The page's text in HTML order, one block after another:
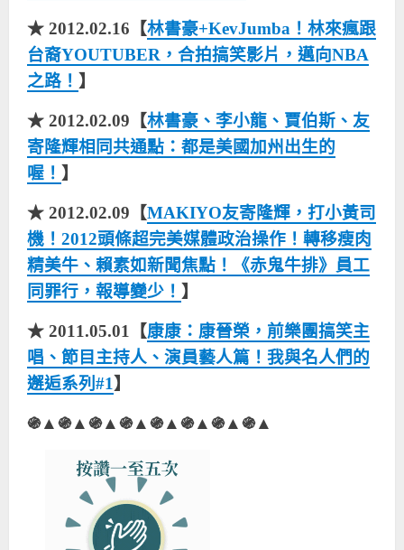
★ 2012.02.16【林書豪+KevJumba！林來瘋跟
台裔YOUTUBER，合拍搞笑影片，邁向NBA
之路！ 】
★ 2012.02.09【林書豪、李小龍、賈伯斯、友
寄隆輝相同共通點：都是美國加州出生的
喔！ 】
★ 2012.02.09【MAKIYO友寄隆輝，打小黃司
機！2012頭條超完美媒體政治操作！轉移瘦肉
精美牛、賴素如新聞焦點！《赤鬼牛排》員工
同罪行，報導變少！ 】
★ 2011.05.01【康康：康晉榮，前樂團搞笑主
唱、節目主持人、演員藝人篇！我與名人們的
邂逅系列#1】
֍▲֍▲֍▲֍▲֍▲֍▲֍▲֍▲